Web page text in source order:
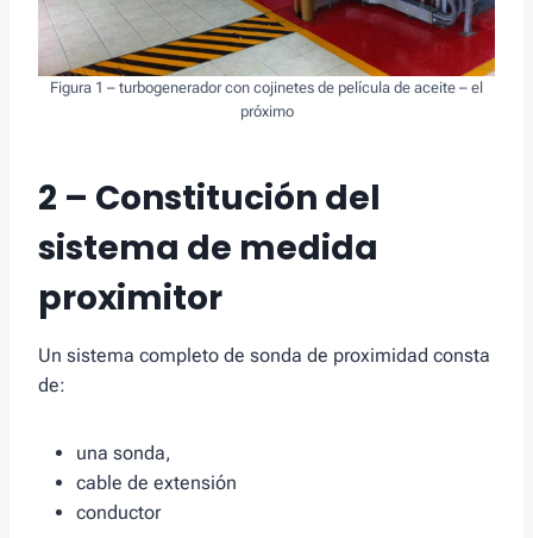
Figura 1 – turbogenerador con cojinetes de película de aceite – el
próximo
2 – Constitución del
sistema de medida
proximitor
Un sistema completo de sonda de proximidad consta
de:
una sonda,
cable de extensión
conductor